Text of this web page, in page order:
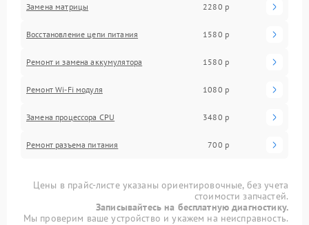
Замена матрицы 2280 р
Восстановление цепи питания 1580 р
Ремонт и замена аккумулятора 1580 р
Ремонт Wi-Fi модуля 1080 р
Замена процессора CPU 3480 р
Ремонт разъема питания 700 р
Цены в прайс-листе указаны ориентировочные, без учета
стоимости запчастей.
Записывайтесь на бесплатную диагностику.
Мы проверим ваше устройство и укажем на неисправность.